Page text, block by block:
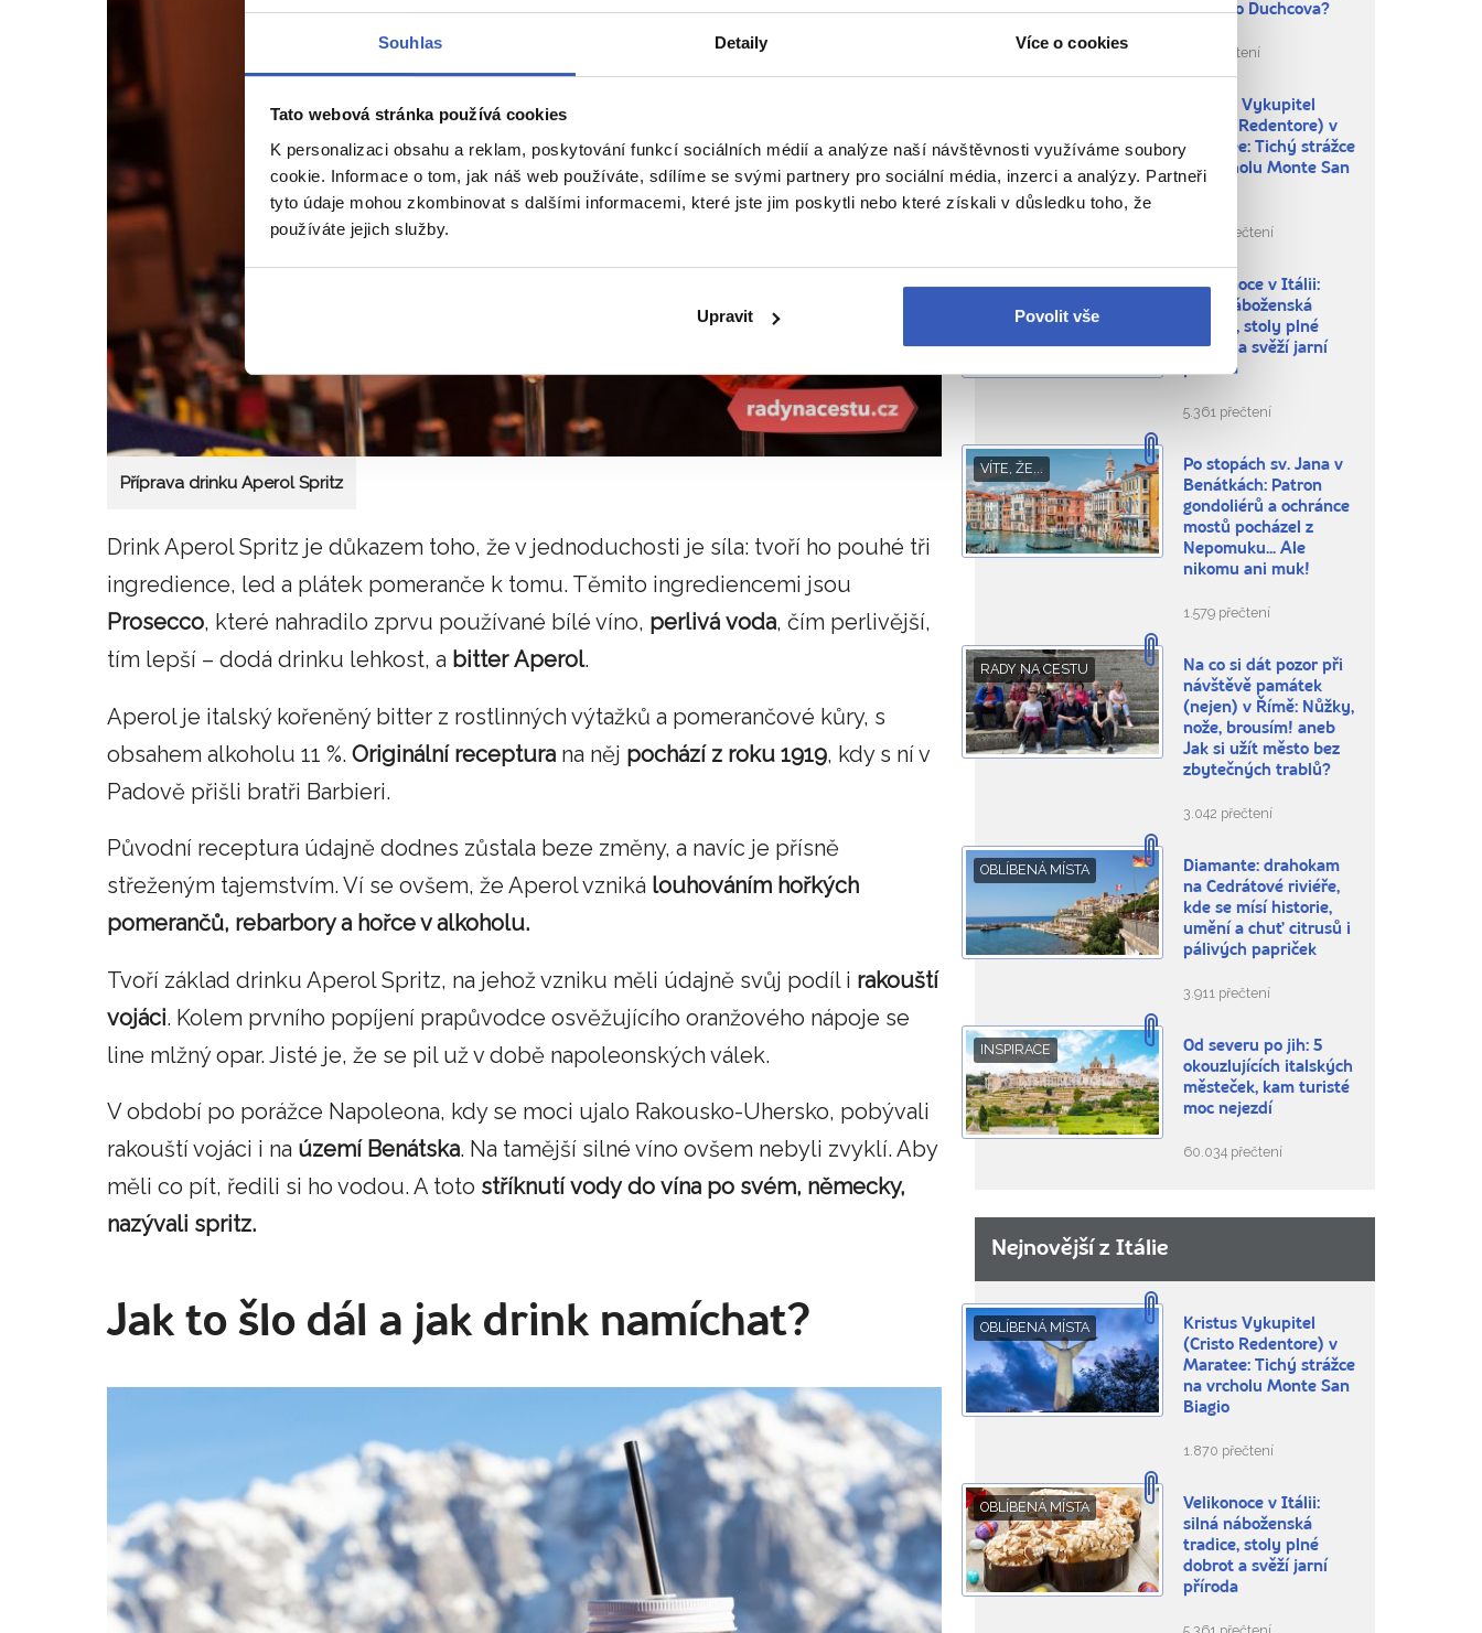
Souhlas Detaily Více o cookies
Tato webová stránka používá cookies
K personalizaci obsahu a reklam, poskytování funkcí sociálních médií a analýze naší návštěvnosti využíváme soubory
cookie. Informace o tom, jak náš web používáte, sdílíme se svými partnery pro sociální média, inzerci a analýzy. Partneři
tyto údaje mohou zkombinovat s dalšími informacemi, které jste jim poskytli nebo které získali v důsledku toho, že
používáte jejich služby.
Upravit Povolit vše
Příprava drinku Aperol Spritz
Drink Aperol Spritz je důkazem toho, že v jednoduchosti je síla: tvoří ho pouhé tři
ingredience, led a plátek pomeranče k tomu. Těmito ingrediencemi jsou
Prosecco, které nahradilo zprvu používané bílé víno, perlivá voda, čím perlivější,
tím lepší – dodá drinku lehkost, a bitter Aperol.
Aperol je italský kořeněný bitter z rostlinných výtažků a pomerančové kůry, s
obsahem alkoholu 11 %. Originální receptura na něj pochází z roku 1919, kdy s ní v
Padově přišli bratři Barbieri.
Původní receptura údajně dodnes zůstala beze změny, a navíc je přísně
střeženým tajemstvím. Ví se ovšem, že Aperol vzniká louhováním hořkých
pomerančů, rebarbory a hořce v alkoholu.
Tvoří základ drinku Aperol Spritz, na jehož vzniku měli údajně svůj podíl i rakouští
vojáci. Kolem prvního popíjení prapůvodce osvěžujícího oranžového nápoje se
line mlžný opar. Jisté je, že se pil už v době napoleonských válek.
V období po porážce Napoleona, kdy se moci ujalo Rakousko-Uhersko, pobývali
rakouští vojáci i na území Benátska. Na tamější silné víno ovšem nebyli zvyklí. Aby
měli co pít, ředili si ho vodou. A toto stříknutí vody do vína po svém, německy,
nazývali spritz.
Jak to šlo dál a jak drink namíchat?
českého Duchcova?
655 přečtení
Kristus Vykupitel
(Cristo Redentore) v
Maratee: Tichý strážce
na vrcholu Monte San
1.870 přečtení
OBLÍBENÁ MÍSTA
Velikonoce v Itálii:
silná náboženská
tradice, stoly plné
dobrot a svěží jarní
příroda
5.361 přečtení
VÍTE, ŽE...
Po stopách sv. Jana v
Benátkách: Patron
gondoliérů a ochránce
mostů pocházel z
Nepomuku... Ale
nikomu ani muk!
1.579 přečtení
RADY NA CESTU
Na co si dát pozor při
návštěvě památek
(nejen) v Římě: Nůžky,
nože, brousím! aneb
Jak si užít město bez
zbytečných trablů?
3.042 přečtení
OBLÍBENÁ MÍSTA
Diamante: drahokam
na Cedrátové riviéře,
kde se mísí historie,
umění a chuť citrusů i
pálivých papriček
3.911 přečtení
INSPIRACE
Od severu po jih: 5
okouzlujících italských
městeček, kam turisté
moc nejezdí
60.034 přečtení
Nejnovější z Itálie
OBLÍBENÁ MÍSTA
Kristus Vykupitel
(Cristo Redentore) v
Maratee: Tichý strážce
na vrcholu Monte San
Biagio
1.870 přečtení
OBLÍBENÁ MÍSTA
Velikonoce v Itálii:
silná náboženská
tradice, stoly plné
dobrot a svěží jarní
příroda